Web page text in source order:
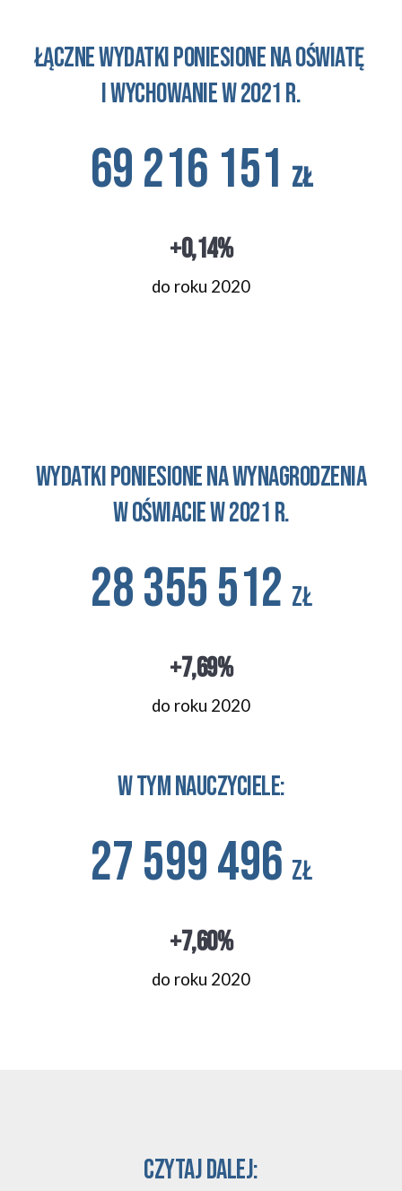
Łączne wydatki poniesione na oświatę
i wychowanie w 2021 r.
69 216 151 zł
+0,14%
do roku 2020
wydatki poniesione na wynagrodzenia
w oświacie w 2021 r.
28 355 512 zł
+7,69%
do roku 2020
w tym nauczyciele:
27 599 496 zł
+7,60%
do roku 2020
CZYTAJ DALEJ: